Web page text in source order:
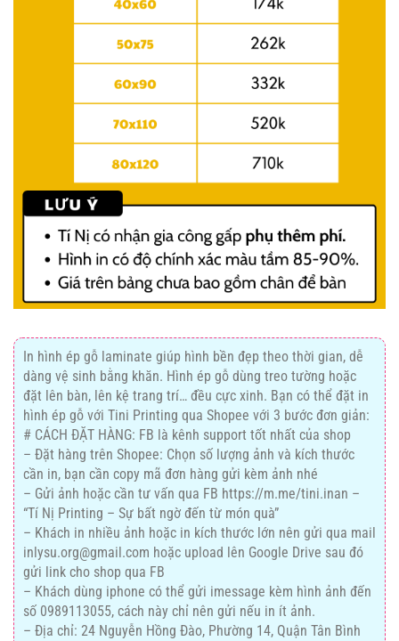
In hình ép gỗ laminate giúp hình bền đẹp theo thời gian, dễ
dàng vệ sinh bằng khăn. Hình ép gỗ dùng treo tường hoặc
đặt lên bàn, lên kệ trang trí… đều cực xinh. Bạn có thể đặt in
hình ép gỗ với Tini Printing qua Shopee với 3 bước đơn giản:
# CÁCH ĐẶT HÀNG: FB là kênh support tốt nhất của shop
– Đặt hàng trên Shopee: Chọn số lượng ảnh và kích thước
cần in, bạn cần copy mã đơn hàng gửi kèm ảnh nhé
– Gửi ảnh hoặc cần tư vấn qua FB https://m.me/tini.inan –
“Tí Nị Printing – Sự bất ngờ đến từ món quà”
– Khách in nhiều ảnh hoặc in kích thước lớn nên gửi qua mail
inlysu.org@gmail.com hoặc upload lên Google Drive sau đó
gửi link cho shop qua FB
– Khách dùng iphone có thể gửi imessage kèm hình ảnh đến
số 0989113055, cách này chỉ nên gửi nếu in ít ảnh.
– Địa chỉ: 24 Nguyễn Hồng Đào, Phường 14, Quận Tân Bình